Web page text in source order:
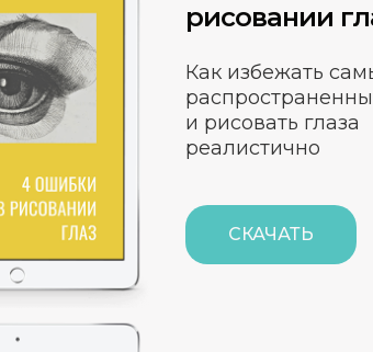
рисовании
Как избежать
и рисовать глаза
реалистично
СКАЧАТЬ